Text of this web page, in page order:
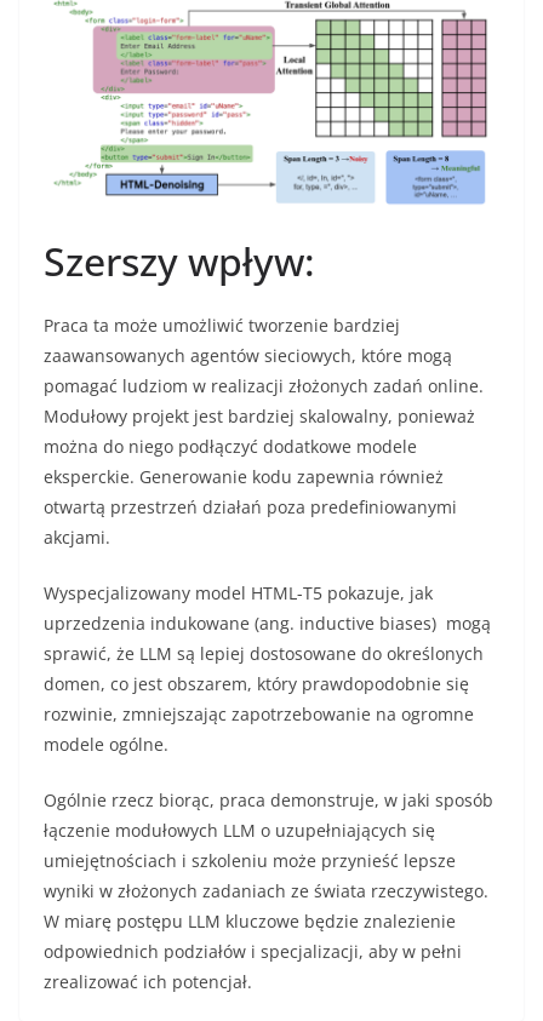
Szerszy wpływ:
Praca ta może umożliwić tworzenie bardziej
zaawansowanych agentów sieciowych, które mogą
pomagać ludziom w realizacji złożonych zadań online.
Modułowy projekt jest bardziej skalowalny, ponieważ
można do niego podłączyć dodatkowe modele
eksperckie. Generowanie kodu zapewnia również
otwartą przestrzeń działań poza predefiniowanymi
akcjami.
Wyspecjalizowany model HTML-T5 pokazuje, jak
uprzedzenia indukowane (ang. inductive biases) mogą
sprawić, że LLM są lepiej dostosowane do określonych
domen, co jest obszarem, który prawdopodobnie się
rozwinie, zmniejszając zapotrzebowanie na ogromne
modele ogólne.
Ogólnie rzecz biorąc, praca demonstruje, w jaki sposób
łączenie modułowych LLM o uzupełniających się
umiejętnościach i szkoleniu może przynieść lepsze
wyniki w złożonych zadaniach ze świata rzeczywistego.
W miarę postępu LLM kluczowe będzie znalezienie
odpowiednich podziałów i specjalizacji, aby w pełni
zrealizować ich potencjał.